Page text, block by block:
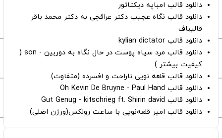
دانلود قالب امباپه دیکتاتور
دانلود قالب نگاه عجیب دکتر عراقچی به دکتر محمد باقر
قالیباف
دانلود قالب kylian dictator
دانلود قالب مرد سیاه پوست در حال نگاه به دوربین - son (
کیفیت بیشتر )
دانلود قالب قلعه نویی ناراحت و افسرده (متفاوت)
دانلود قالب Oh Kevin De Bruyne - Paul Hand
دانلود قالب Gut Genug - kitschrieg ft. Shirin david
دانلود قالب امیر قلعه‌نویی با ساعت رولکس(ورژن اصلی)